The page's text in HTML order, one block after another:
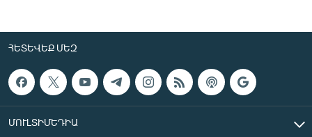
ՀԵՏԵՎԵՔ ՄԵԶ
ՄՈՒԼՏԻՄԵԴԻԱ